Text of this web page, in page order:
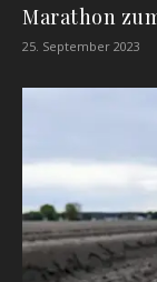
Marathon
25. September 2023